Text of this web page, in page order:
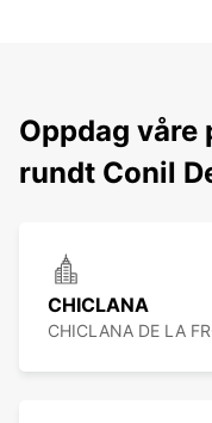
Oppdag
rundt Conil
CHICLANA
CHICLANA DE LA